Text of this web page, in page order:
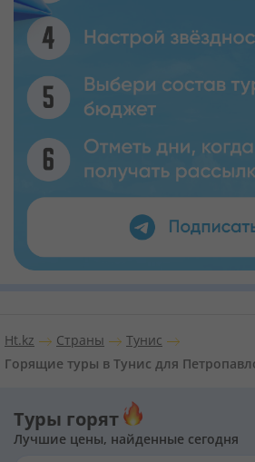
Ht.kz Страны
Тунис
Горящие туры в Тунис для
Туры горят
Лучшие цены, найденные сегодня